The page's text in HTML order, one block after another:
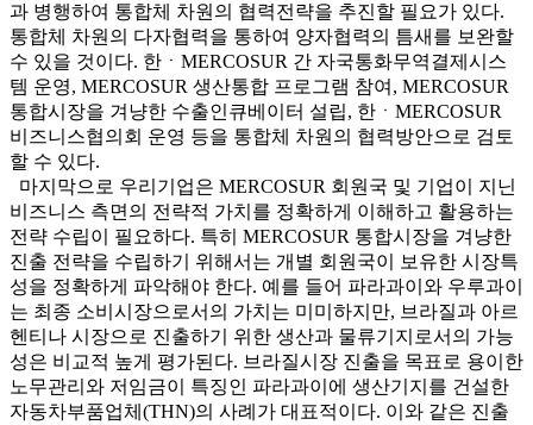
과 병행하여 통합체 차원의 협력전략을 추진할 필요가 있다.
통합체 차원의 다자협력을 통하여 양자협력의 틈새를 보완할
수 있을 것이다. 한ㆍMERCOSUR 간 자국통화무역결제시스
템 운영, MERCOSUR 생산통합 프로그램 참여, MERCOSUR
통합시장을 겨냥한 수출인큐베이터 설립, 한ㆍMERCOSUR
비즈니스협의회 운영 등을 통합체 차원의 협력방안으로 검토
할 수 있다.
마지막으로 우리기업은 MERCOSUR 회원국 및 기업이 지닌
비즈니스 측면의 전략적 가치를 정확하게 이해하고 활용하는
전략 수립이 필요하다. 특히 MERCOSUR 통합시장을 겨냥한
진출 전략을 수립하기 위해서는 개별 회원국이 보유한 시장특
성을 정확하게 파악해야 한다. 예를 들어 파라과이와 우루과이
는 최종 소비시장으로서의 가치는 미미하지만, 브라질과 아르
헨티나 시장으로 진출하기 위한 생산과 물류기지로서의 가능
성은 비교적 높게 평가된다. 브라질시장 진출을 목표로 용이한
노무관리와 저임금이 특징인 파라과이에 생산기지를 건설한
자동차부품업체(THN)의 사례가 대표적이다. 이와 같은 진출